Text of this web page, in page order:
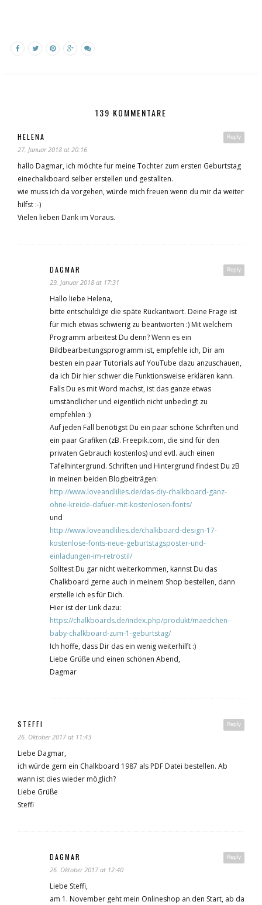
139 KOMMENTARE
Reply
HELENA
27. Januar 2018 at 20:16
hallo Dagmar, ich möchte fur meine Tochter zum ersten Geburtstag
einechalkboard selber erstellen und gestallten.
wie muss ich da vorgehen, würde mich freuen wenn du mir da weiter
hilfst :-)
Vielen lieben Dank im Voraus.
Reply
DAGMAR
29. Januar 2018 at 17:31
Hallo liebe Helena,
bitte entschuldige die späte Rückantwort. Deine Frage ist
für mich etwas schwierig zu beantworten :) Mit welchem
Programm arbeitest Du denn? Wenn es ein
Bildbearbeitungsprogramm ist, empfehle ich, Dir am
besten ein paar Tutorials auf YouTube dazu anzuschauen,
da ich Dir hier schwer die Funktionsweise erklären kann.
Falls Du es mit Word machst, ist das ganze etwas
umständlicher und eigentlich nicht unbedingt zu
empfehlen :)
Auf jeden Fall benötigst Du ein paar schöne Schriften und
ein paar Grafiken (zB. Freepik.com, die sind für den
privaten Gebrauch kostenlos) und evtl. auch einen
Tafelhintergrund. Schriften und Hintergrund findest Du zB
in meinen beiden Blogbeiträgen:
http://www.loveandlilies.de/das-diy-chalkboard-ganz-
ohne-kreide-dafuer-mit-kostenlosen-fonts/
und
http://www.loveandlilies.de/chalkboard-design-17-
kostenlose-fonts-neue-geburtstagsposter-und-
einladungen-im-retrostil/
Solltest Du gar nicht weiterkommen, kannst Du das
Chalkboard gerne auch in meinem Shop bestellen, dann
erstelle ich es für Dich.
Hier ist der Link dazu:
https://chalkboards.de/index.php/produkt/maedchen-
baby-chalkboard-zum-1-geburtstag/
Ich hoffe, dass Dir das ein wenig weiterhilft :)
Liebe Grüße und einen schönen Abend,
Dagmar
Reply
STEFFI
26. Oktober 2017 at 11:43
Liebe Dagmar,
ich würde gern ein Chalkboard 1987 als PDF Datei bestellen. Ab
wann ist dies wieder möglich?
Liebe Grüße
Steffi
Reply
DAGMAR
26. Oktober 2017 at 12:40
Liebe Steffi,
am 1. November geht mein Onlineshop an den Start, ab da